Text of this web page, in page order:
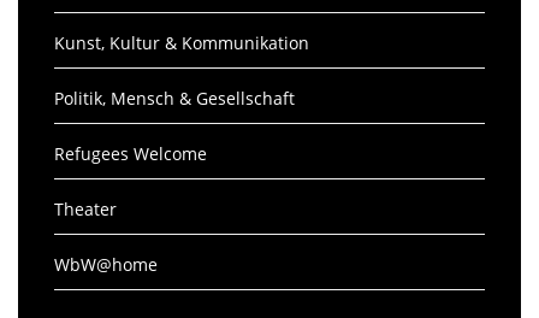
Kunst, Kultur & Kommunikation
Politik, Mensch & Gesellschaft
Refugees Welcome
Theater
WbW@home